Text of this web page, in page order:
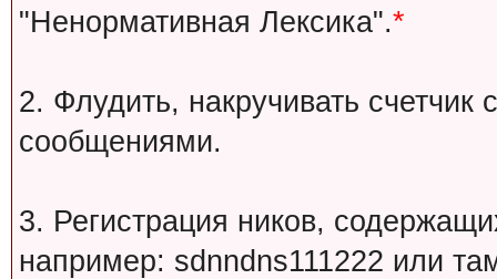
"Ненормативная Лексика".*
2. Флудить, накручивать
сообщениями.
3. Регистрация ников,
например: sdnndns111222 или